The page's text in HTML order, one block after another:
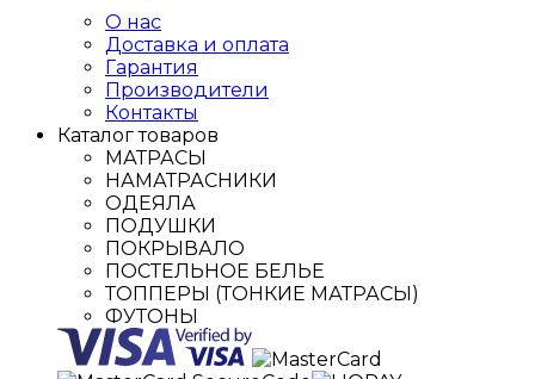
О нас
Доставка и оплата
Гарантия
Производители
Контакты
Каталог товаров
МАТРАСЫ
НАМАТРАСНИКИ
ОДЕЯЛА
ПОДУШКИ
ПОКРЫВАЛО
ПОСТЕЛЬНОЕ БЕЛЬЕ
ТОППЕРЫ (ТОНКИЕ МАТРАСЫ)
ФУТОНЫ